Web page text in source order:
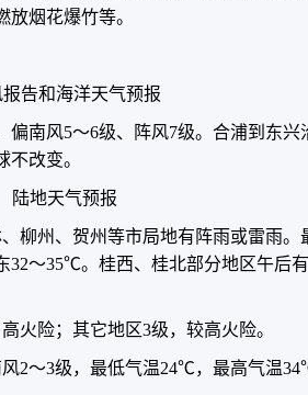
烟花爆竹等。
和海洋天气预报
偏南风5～6级、阵风7级。合浦到东兴
改变。
地天气预报
柳州、贺州等市局地有阵雨或雷雨。
～35℃。桂西、桂北部分地区午后有
火险；其它地区3级，较高火险。
2～3级，最低气温24℃，最高气温